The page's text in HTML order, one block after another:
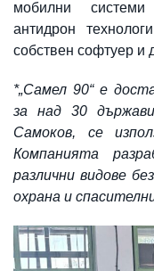
мобилни
антидрон
собствен софтуер и
*„Самел 90“ е
за над 30
Самоков, се
Компанията
различни видове
охрана и